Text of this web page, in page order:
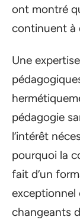
ont montré
continuent à
Une
pédagogie
l’intérêt
pourquoi la
fait d’un
exceptionnel
changeants